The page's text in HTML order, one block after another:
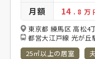
月額 14 . 8 万
東京都 練馬区 高松4
都営大江戸線 光が丘
25㎡以上の居室